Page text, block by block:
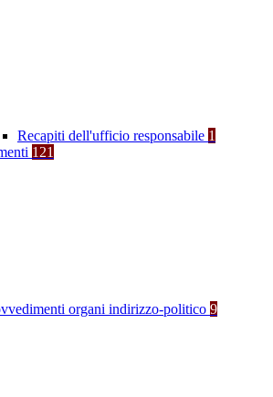
Recapiti dell'ufficio responsabile 1
121
organi indirizzo-politico 9